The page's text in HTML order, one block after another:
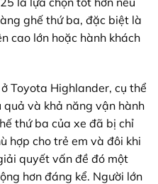
ghế thứ ba, đặc biệt là
cao lớn hoặc hành khách
Toyota Highlander, cụ thể
và khả năng vận hành
thứ ba của xe đã bị chỉ
hợp cho trẻ em và đôi khi
quyết vấn đề đó một
hơn đáng kể. Người lớn